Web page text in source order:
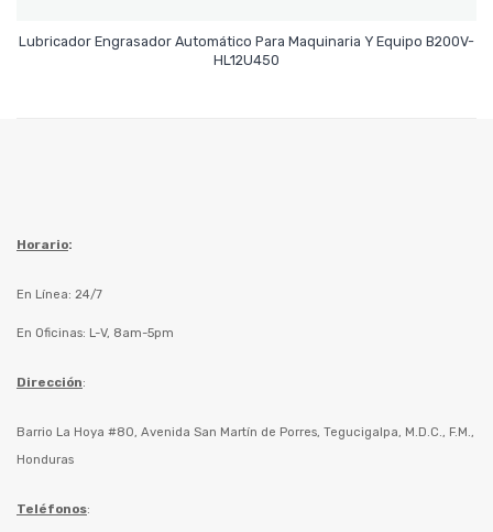
Lubricador Engrasador Automático Para Maquinaria Y Equipo B200V-
HL12U450
Leer Más
Horario:
En Línea: 24/7
En Oficinas: L-V, 8am-5pm
Dirección:
Barrio La Hoya #80, Avenida San Martín de Porres, Tegucigalpa, M.D.C., F.M.,
Honduras
Teléfonos: